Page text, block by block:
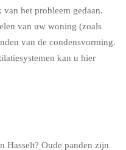
het probleem gedaan.
van uw woning (zoals
van de condensvorming.
kan u hier
Hasselt? Oude panden zijn